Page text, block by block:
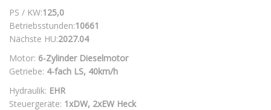
PS / KW:125,0
Betriebsstunden:10661
Nächste HU:2027.04
Motor: 6-Zylinder Dieselmotor
Getriebe: 4-fach LS, 40km/h
Hydraulik: EHR
Steuergeräte: 1xDW, 2xEW Heck